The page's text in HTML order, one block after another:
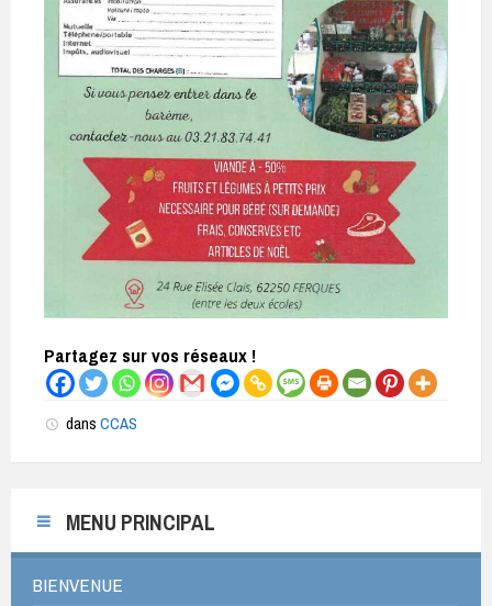
Partagez sur vos réseaux !
dans CCAS
MENU PRINCIPAL
BIENVENUE